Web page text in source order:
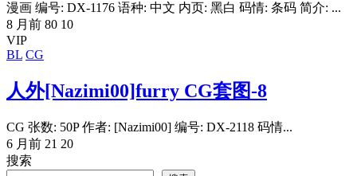
漫画 编号: DX-1176 语种: 中文 内页: 黑白 码情: 条码 简介: ...
8 月前 80 10
VIP
BL CG
人外[Nazimi00]furry CG套图-8
CG 张数: 50P 作者: [Nazimi00] 编号: DX-2118 码情...
6 月前 21 20
搜索